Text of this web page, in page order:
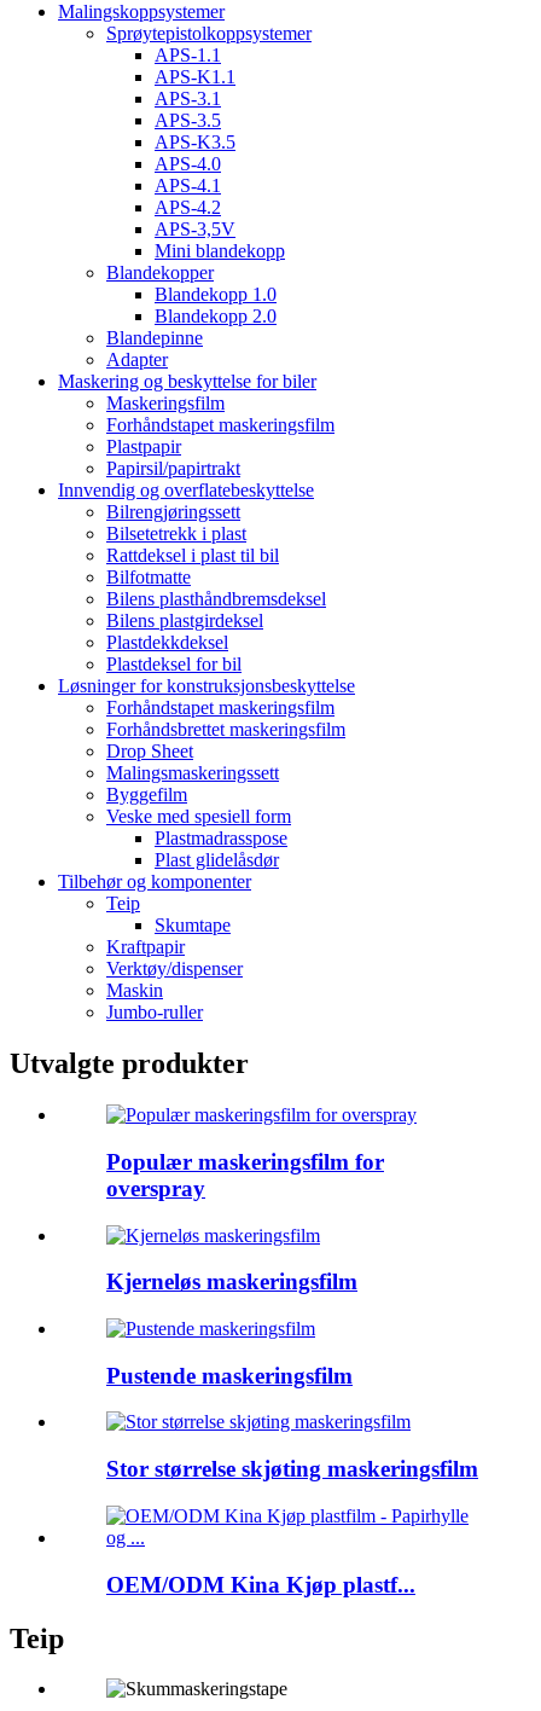
Malingskoppsystemer
Sprøytepistolkoppsystemer
APS-1.1
APS-K1.1
APS-3.1
APS-3.5
APS-K3.5
APS-4.0
APS-4.1
APS-4.2
APS-3,5V
Mini blandekopp
Blandekopper
Blandekopp 1.0
Blandekopp 2.0
Blandepinne
Adapter
Maskering og beskyttelse for biler
Maskeringsfilm
Forhåndstapet maskeringsfilm
Plastpapir
Papirsil/papirtrakt
Innvendig og overflatebeskyttelse
Bilrengjøringssett
Bilsetetrekk i plast
Rattdeksel i plast til bil
Bilfotmatte
Bilens plasthåndbremsdeksel
Bilens plastgirdeksel
Plastdekkdeksel
Plastdeksel for bil
Løsninger for konstruksjonsbeskyttelse
Forhåndstapet maskeringsfilm
Forhåndsbrettet maskeringsfilm
Drop Sheet
Malingsmaskeringssett
Byggefilm
Veske med spesiell form
Plastmadrasspose
Plast glidelåsdør
Tilbehør og komponenter
Teip
Skumtape
Kraftpapir
Verktøy/dispenser
Maskin
Jumbo-ruller
Utvalgte produkter
Populær maskeringsfilm for
overspray
Kjerneløs maskeringsfilm
Pustende maskeringsfilm
Stor størrelse skjøting maskeringsfilm
OEM/ODM Kina Kjøp plastf...
Teip